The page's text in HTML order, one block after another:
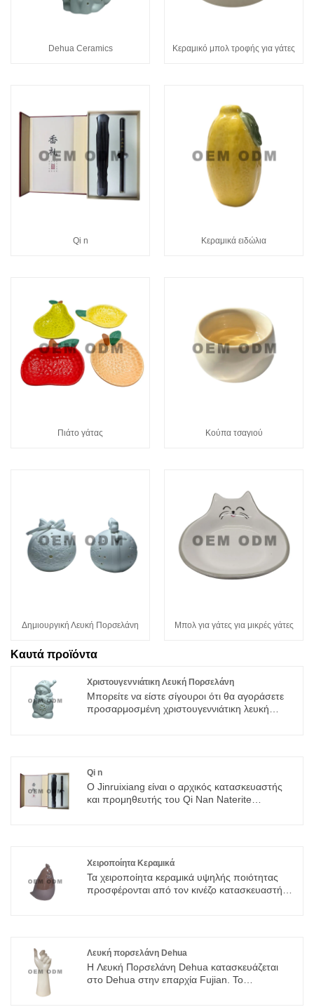
Dehua Ceramics Κεραμικό μπολ τροφής για γάτες
Qi n Κεραμικά ειδώλια
Πιάτο γάτας Κούπα τσαγιού
Δημιουργική Λευκή Πορσελάνη Μπολ για γάτες για μικρές γάτες
Καυτά προϊόντα
Χριστουγεννιάτικη Λευκή Πορσελάνη
Μπορείτε να είστε σίγουροι ότι θα αγοράσετε
προσαρμοσμένη χριστουγεννιάτικη λευκή
Qi n
Ο Jinruixiang είναι ο αρχικός κατασκευαστής
και προμηθευτής του Qi Nan Naterite
Χειροποίητα Κεραμικά
Τα χειροποίητα κεραμικά υψηλής ποιότητας
προσφέρονται από τον κινέζο κατασκευαστή
Λευκή πορσελάνη Dehua
Η Λευκή Πορσελάνη Dehua κατασκευάζεται
στο Dehua στην επαρχία Fujian. Το